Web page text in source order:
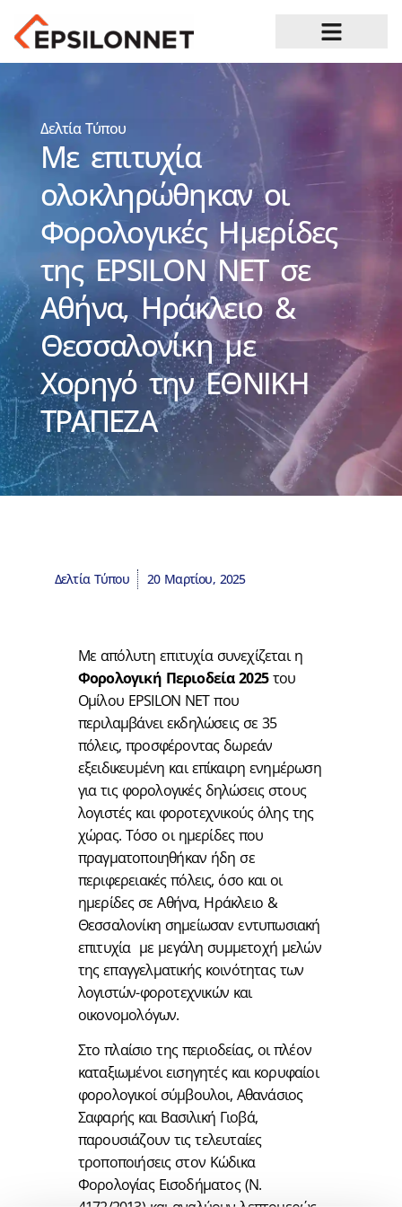
Δελτία Τύπου
Με επιτυχία
ολοκληρώθηκαν οι
Φορολογικές Ημερίδες
της EPSILON NET σε
Αθήνα, Ηράκλειο &
Θεσσαλονίκη με
Χορηγό την ΕΘΝΙΚΗ
ΤΡΑΠΕΖΑ
Δελτία Τύπου 20 Μαρτίου, 2025
Με απόλυτη επιτυχία συνεχίζεται η
Φορολογική Περιοδεία 2025του
Ομίλου EPSILON NET που
περιλαμβάνει εκδηλώσεις σε 35
πόλεις, προσφέροντας δωρεάν
εξειδικευμένη και επίκαιρη ενημέρωση
για τις φορολογικές δηλώσεις στους
λογιστές και φοροτεχνικούς όλης της
χώρας. Τόσο οι ημερίδες που
πραγματοποιηθήκαν ήδη σε
περιφερειακές πόλεις, όσο και οι
ημερίδες σε Αθήνα, Ηράκλειο &
Θεσσαλονίκη σημείωσαν εντυπωσιακή
επιτυχία με μεγάλη συμμετοχή μελών
της επαγγελματικής κοινότητας των
λογιστών-φοροτεχνικών και
οικονομολόγων.
Στο πλαίσιο της περιοδείας, οι πλέον
καταξιωμένοι εισηγητές και κορυφαίοι
φορολογικοί σύμβουλοι, Αθανάσιος
Σαφαρής και Βασιλική Γιοβά,
παρουσιάζουν τις τελευταίες
τροποποιήσεις στον Κώδικα
Φορολογίας Εισοδήματος (Ν.